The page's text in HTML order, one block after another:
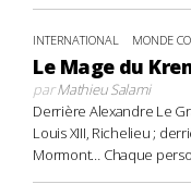
INTERNATIONAL MONDE
Le Mage du
parMathieu Salami
Derrière Alexandre Le
Louis XIII, Richelieu ;
Mormont… Chaque